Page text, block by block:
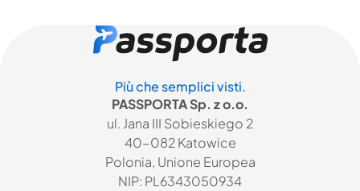
Più che semplici visti.
PASSPORTA Sp. z o.o.
ul. Jana III Sobieskiego 2
40-082 Katowice
Polonia, Unione Europea
NIP: PL6343050934